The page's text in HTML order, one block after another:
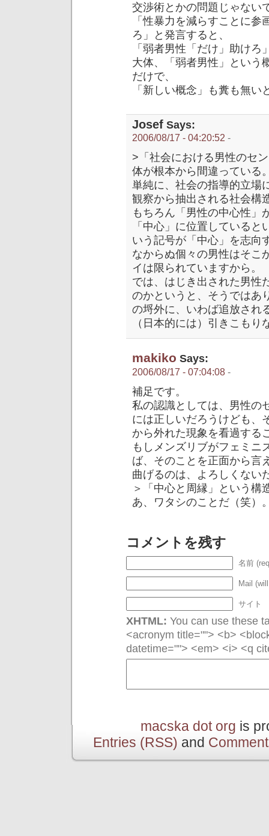
交渉術とかの問題じゃない
「性暴力を減らすことに
ろ」と発言すると、
「弱者男性「だけ」助け
大体、「弱者男性」という
だけで、
「新しい概念」も糞も無い
Josef Says:
2006/08/17 - 04:20:52 -
>「社会における男性のセ
体が根本から間違っている
単純に、社会の指導的立場
観察から抽出される社会構
もちろん「男性の中心性」
「中心」に位置している
いう記号が「中心」を志向
なからぬ個々の男性はそこ
イは限られていますから。
では、はじき出された男性
のかというと、そうではあ
の埒外に、いわば追放され
（日本的には）引きこも
makiko Says:
2006/08/17 - 07:04:08 -
補足です。
私の認識としては、男性の
には正しいだろうけども、
から外れた現象を看過する
もしメンズリブがフェミニ
ば、そのことを正面から言
曲げるのは、よろしくない
＞「中心と周縁」という構
あ、ワタシのことだ（笑）
コメントを残す
名前
Mail
サイト
XHTML: You can use these
<acronym title=""> <b>
datetime=""> <em> <i> <q
macska dot org is
Entries (RSS) and